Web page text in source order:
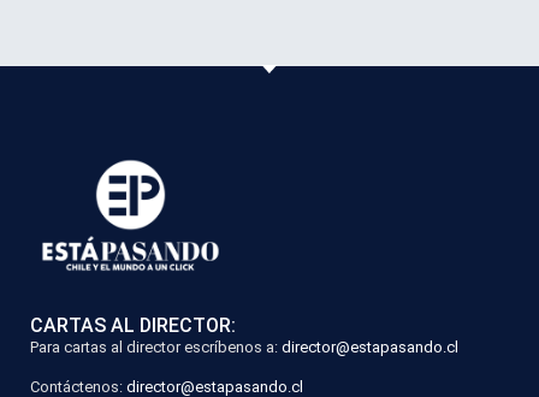
CARTAS AL DIRECTOR:
Para cartas al director escríbenos a: director@estapasando.cl
Contáctenos: director@estapasando.cl